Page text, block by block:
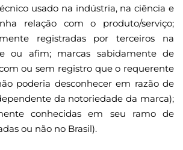
usado na indústria, na ciência e
relação com o produto/serviço;
registradas por terceiros na
ou afim; marcas sabidamente de
ou sem registro que o requerente
poderia desconhecer em razão de
da notoriedade da marca);
conhecidas em seu ramo de
ou não no Brasil).